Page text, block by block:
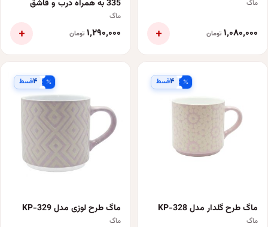
ماگ
۱٬۰۸۰٬۰۰۰ تومان +
335 به همراه درب و قاشق
ماگ
۱٬۲۹۰٬۰۰۰ تومان +
۴قسط
ماگ طرح گلدار مدل KP-328
ماگ
۴قسط
ماگ طرح لوزی مدل KP-329
ماگ